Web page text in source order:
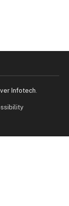
Infotech.